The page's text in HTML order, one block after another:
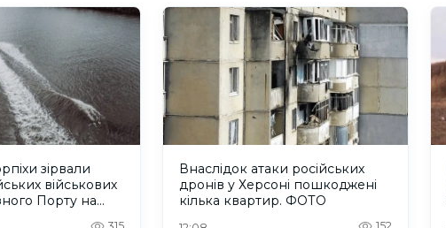
зірвали
військових
Порту на
Внаслідок атаки російських
дронів у Херсоні пошкоджені
кілька квартир. ФОТО